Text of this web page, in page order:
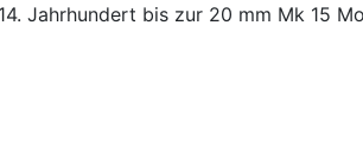
Jahrhundert bis zur 20 mm Mk 15